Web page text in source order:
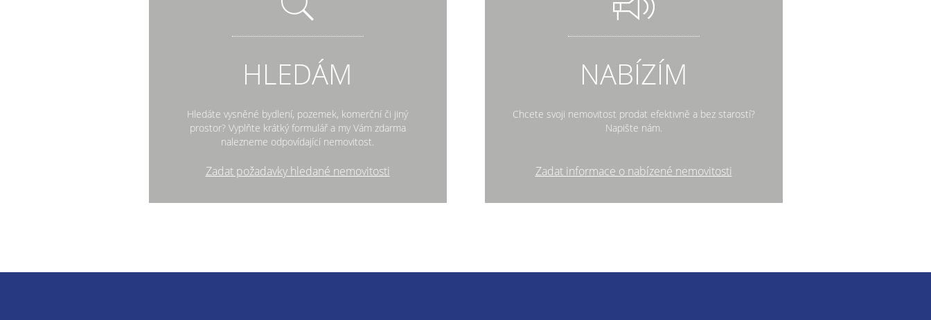
HLEDÁM
Hledáte vysněné bydlení, pozemek, komerční či jiný
prostor? Vyplňte krátký formulář a my Vám zdarma
nalezneme odpovídající nemovitost.
Zadat požadavky hledané nemovitosti
NABÍZÍM
Chcete svoji nemovitost prodat efektivně a bez starostí?
Napište nám.
Zadat informace o nabízené nemovitosti